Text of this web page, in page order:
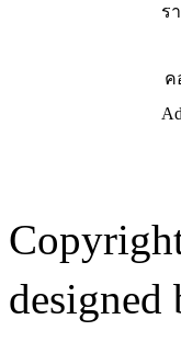
ร
ค
designed